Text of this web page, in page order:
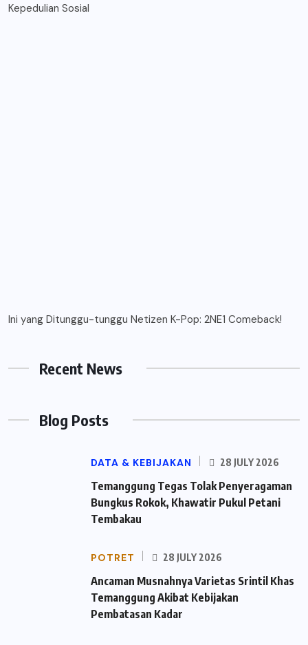
Kepedulian Sosial
Ini yang Ditunggu-tunggu Netizen K-Pop: 2NE1 Comeback!
Recent News
Blog Posts
DATA & KEBIJAKAN 28 JULY 2026
Temanggung Tegas Tolak Penyeragaman
Bungkus Rokok, Khawatir Pukul Petani
Tembakau
POTRET 28 JULY 2026
Ancaman Musnahnya Varietas Srintil Khas
Temanggung Akibat Kebijakan
Pembatasan Kadar